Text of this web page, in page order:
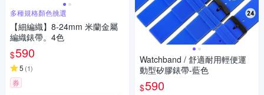
多種規格顏色挑選
【細編織】8-24mm 米蘭金屬
編織錶帶。4色
$590
5 (1)
券
Watchband / 舒適耐用輕便運
動型矽膠錶帶-藍色
$590